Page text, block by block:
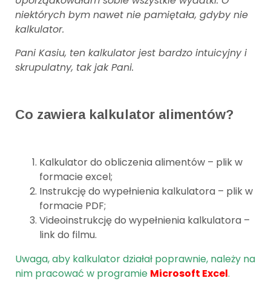
niektórych bym nawet nie pamiętała, gdyby nie
kalkulator.
Pani Kasiu, ten kalkulator jest bardzo intuicyjny i
skrupulatny, tak jak Pani.
Co zawiera kalkulator alimentów?
Kalkulator do obliczenia alimentów – plik w
formacie excel;
Instrukcję do wypełnienia kalkulatora – plik w
formacie PDF;
Videoinstrukcję do wypełnienia kalkulatora –
link do filmu.
Uwaga, aby kalkulator działał poprawnie, należy na
nim pracować w programie Microsoft Excel.